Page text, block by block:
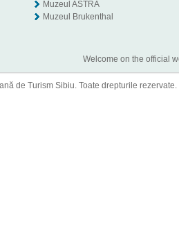
Muzeul ASTRA
Muzeul Brukenthal
Welcome on the official
de Turism Sibiu. Toate drepturile rezervate.